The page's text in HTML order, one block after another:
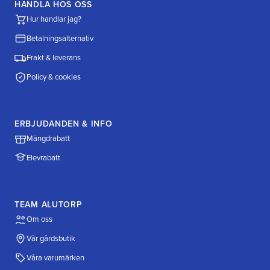
HANDLA HOS OSS
Hur handlar jag?
Betalningsalternativ
Frakt & leverans
Policy & cookies
ERBJUDANDEN & INFO
Mängdrabatt
Elevrabatt
TEAM ALUTORP
Om oss
Vår gårdsbutik
Våra varumärken